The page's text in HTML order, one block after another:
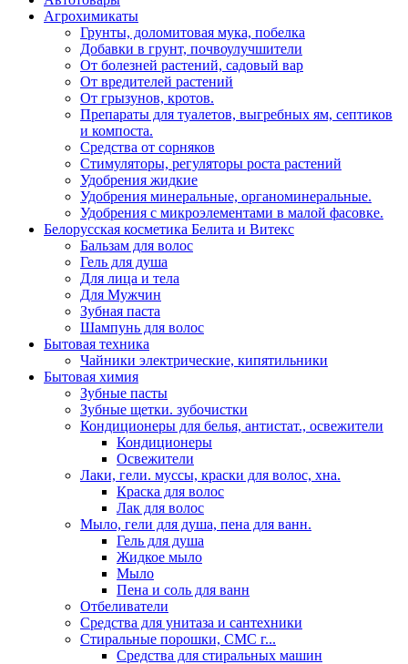
Агрохимикаты
Грунты, доломитовая мука, побелка
Добавки в грунт, почвоулучшители
От болезней растений, садовый вар
От вредителей растений
От грызунов, кротов.
Препараты для туалетов, выгребных ям, септиков
и компоста.
Средства от сорняков
Стимуляторы, регуляторы роста растений
Удобрения жидкие
Удобрения минеральные, органоминеральные.
Удобрения с микроэлементами в малой фасовке.
Белорусская косметика Белита и Витекс
Бальзам для волос
Гель для душа
Для лица и тела
Для Мужчин
Зубная паста
Шампунь для волос
Бытовая техника
Чайники электрические, кипятильники
Бытовая химия
Зубные пасты
Зубные щетки. зубочистки
Кондиционеры для белья, антистат., освежители
Кондиционеры
Освежители
Лаки, гели. муссы, краски для волос, хна.
Краска для волос
Лак для волос
Мыло, гели для душа, пена для ванн.
Гель для душа
Жидкое мыло
Мыло
Пена и соль для ванн
Отбеливатели
Средства для унитаза и сантехники
Стиральные порошки, СМС г...
Средства для стиральных машин